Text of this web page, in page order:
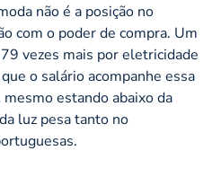
não é a posição no
com o poder de compra. Um
vezes mais por eletricidade
o salário acompanhe essa
estando abaixo da
luz pesa tanto no